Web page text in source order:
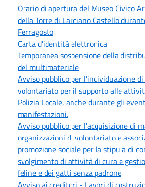
Orario di apertura del Museo Civico
della Torre di Larciano Castello
Ferragosto
Carta d'identità elettronica
Temporanea sospensione della
del multimateriale
Avviso pubblico per l'individuazione di
volontariato per il supporto alle
Polizia Locale, anche durante gli
manifestazioni.
Avviso pubblico per l'acquisizione di
organizzazioni di volontariato e
promozione sociale per la stipula di
svolgimento di attività di cura e
feline e dei gatti senza padrone
Avviso ai creditori - Lavori di